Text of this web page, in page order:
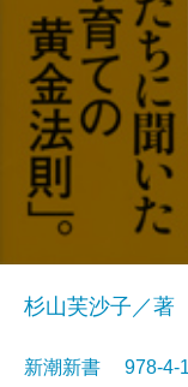
杉山芙沙子／著
新潮新書 978-4-